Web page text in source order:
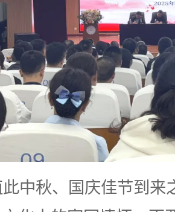
秋、国庆佳节到来